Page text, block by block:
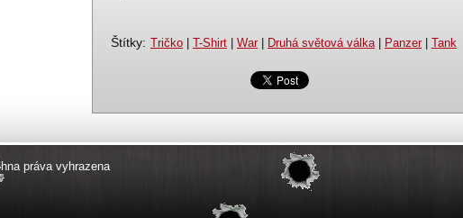
Štítky: Tričko T-Shirt War Druhá světová válka Panzer Tank
práva vyhrazena